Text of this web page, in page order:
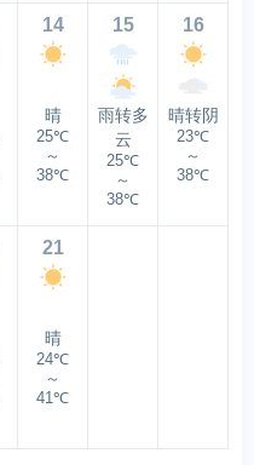
14
晴
25℃
～
38℃
15
雨转多
云
25℃
～
38℃
16
晴转阴
23℃
～
38℃
21
晴
24℃
～
41℃